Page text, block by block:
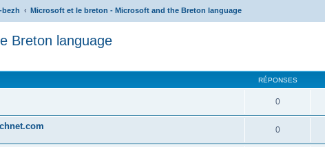
bezh Microsoft et le breton - Microsoft and the Breton language
Breton language
RÉPONSES
0
0